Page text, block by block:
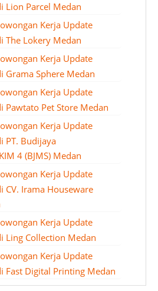
Lion Parcel Medan
Kerja Update
The Lokery Medan
Kerja Update
Grama Sphere Medan
Kerja Update
Pawtato Pet Store Medan
Kerja Update
PT. Budijaya
4 (BJMS) Medan
Kerja Update
CV. Irama Houseware
Kerja Update
Ling Collection Medan
Kerja Update
Fast Digital Printing Medan